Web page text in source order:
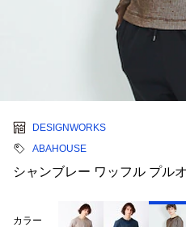
DESIGNWORKS
ABAHOUSE
シャンブレー ワッフル プル
カラー